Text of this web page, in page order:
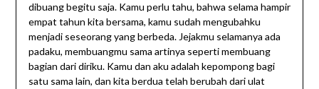
dibuang begitu saja. Kamu perlu tahu, bahwa selama hampir
empat tahun kita bersama, kamu sudah mengubahku
menjadi seseorang yang berbeda. Jejakmu selamanya ada
padaku, membuangmu sama artinya seperti membuang
bagian dari diriku. Kamu dan aku adalah kepompong bagi
satu sama lain, dan kita berdua telah berubah dari ulat